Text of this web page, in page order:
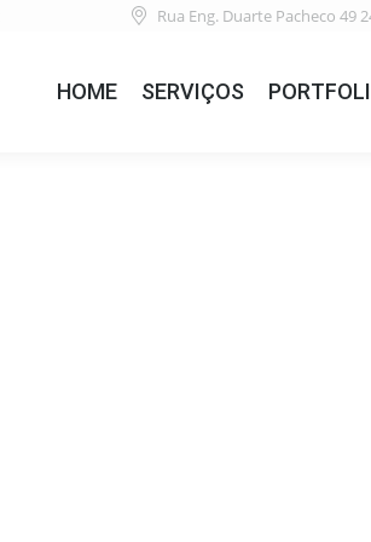
Rua Eng. Duarte Pacheco 49
HOME SERVIÇOS